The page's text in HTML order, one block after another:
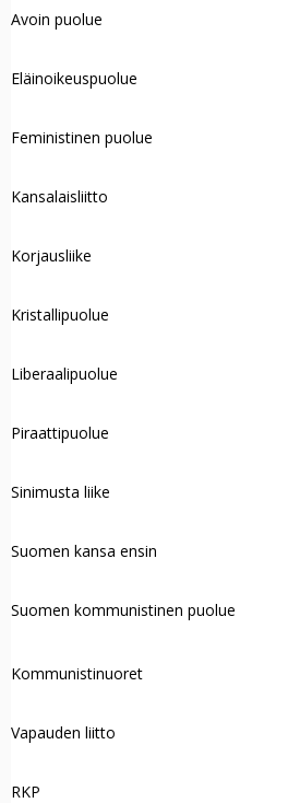
Avoin puolue
Eläinoikeuspuolue
Feministinen puolue
Kansalaisliitto
Korjausliike
Kristallipuolue
Liberaalipuolue
Piraattipuolue
Sinimusta liike
Suomen kansa ensin
Suomen kommunistinen puolue
Kommunistinuoret
Vapauden liitto
RKP